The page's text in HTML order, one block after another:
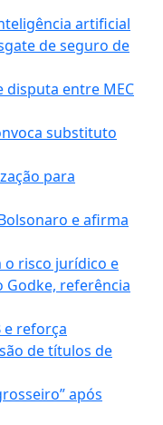
artificial
de seguro de
entre MEC
substituto
para
e afirma
o risco jurídico e
Godke, referência
e reforça
de títulos de
após